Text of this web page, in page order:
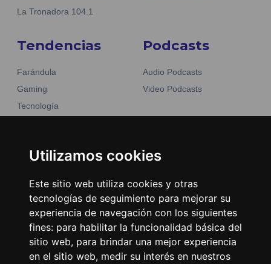
Utilizamos cookies
Este sitio web utiliza cookies y otras
tecnologías de seguimiento para mejorar su
experiencia de navegación con los siguientes
fines: para habilitar la funcionalidad básica del
sitio web, para brindar una mejor experiencia
en el sitio web, medir su interés en nuestros
La Tronadora 104.1
Tendencias
Farándula
Gaming
Tecnología
Noticias
Podcasts
Audio Podcasts
Video Podcasts
Emisoras Unidas
Encuéntranos
Contacto
Términos y condiciones
Directorio